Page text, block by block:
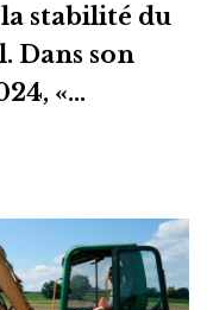
stabilité du
Dans son
«...